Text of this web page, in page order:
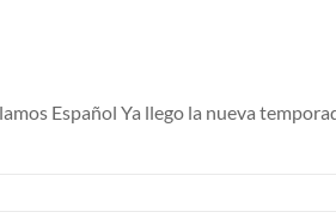
Español Ya llego la nueva